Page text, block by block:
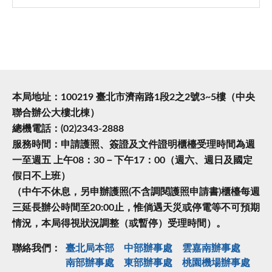
本局地址：100219 臺北市濟南路1段2之2號3~5樓（中央
聯合辦公大樓北棟）
總機電話：(02)2343-2888
服務時間：申請護照、簽證及文件證明櫃檯受理時間為週
一至週五 上午08：30－下午17：00（週六、週日及國定
假日不上班）
（中午不休息，另申辦護照(不含調閱護照申請書)櫃檯每週
三延長辦公時間至20:00止，惟倘遇天災或停電等不可預期
情況，本局得視狀況調整（或暫停）受理時間）。
聯絡我們： 臺北局本部 中部辦事處
雲嘉南辦事處
南部辦事處
東部辦事處 桃園機場辦事處